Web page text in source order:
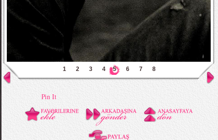
1 2 3 4 5 6 7 8
Pin It